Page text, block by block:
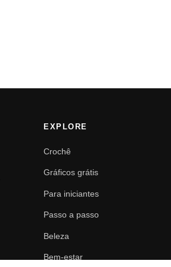
EXPLORE
Crochê
Gráficos grátis
Para iniciantes
Passo a passo
Beleza
Bem-estar